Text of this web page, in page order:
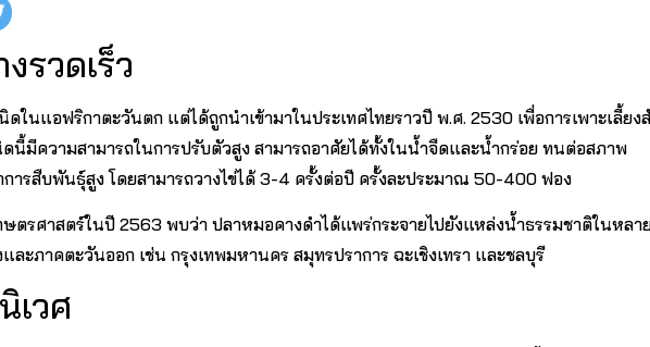
รวดเร็ว
ในแอฟริกาตะวันตก แต่ได้ถูกนำเข้ามาในประเทศไทยราวปี พ.ศ. 2530 เพื่อการเพาะเลี้ยง
นี้มีความสามารถในการปรับตัวสูง สามารถอาศัยได้ทั้งในน้ำจืดและน้ำกร่อย ทนต่อสภาพ
ารสืบพันธุ์สูง โดยสามารถวางไข่ได้ 3-4 ครั้งต่อปี ครั้งละประมาณ 50-400 ฟอง
ตรศาสตร์ในปี 2563 พบว่า ปลาหมอคางดำได้แพร่กระจายไปยังแหล่งน้ำธรรมชาติในหลา
ละภาคตะวันออก เช่น กรุงเทพมหานคร สมุทรปราการ ฉะเชิงเทรา และชลบุรี
เวศ